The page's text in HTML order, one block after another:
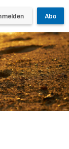
Abo